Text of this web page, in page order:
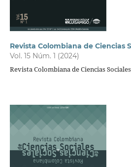
Revista Colombiana de Ciencias
Vol. 15 Núm. 1 (2024)
Revista Colombiana de Ciencias